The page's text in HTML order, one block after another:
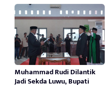
Muhammad Rudi Dilantik
Jadi Sekda Luwu, Bupati